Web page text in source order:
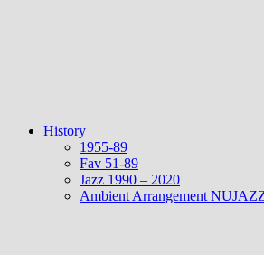
History
1955-89
Fav 51-89
Jazz 1990 – 2020
Ambient Arrangement